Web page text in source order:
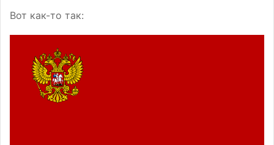
Вот как-то так: